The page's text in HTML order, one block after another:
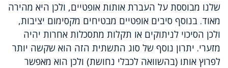
שלנו מבוססת על העברת אותות אופטיים, ולכן היא מהירה
מאוד. בנוסף סיבים אופטיים מבטיחים מקסימום יציבות,
ולכן הסיכוי לניתוקים או תקלות מתסכלות אחרות יהיה
מזערי. יתרון נוסף של סוג התשתית הזה הוא שקשה יותר
לפרוץ אותו (בהשוואה לכבלי נחושת) ולכן הוא מאפשר